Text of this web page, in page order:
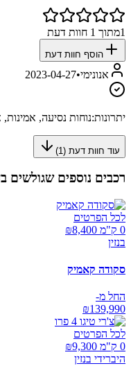
1מתוך 1 חוות דעת
הוסף חוות דעת
אנונימי•
2023-04-27
יתרונות:נוחות נסיעה, אמינות,
עוד חוות דעת (1
)
רכבים נוספים שגולשים
לכל הפרטים
0 ק"מ ₪
8,400
בנזין
סקודה קאמיק
החל מ-
₪139,990
לכל הפרטים
0 ק"מ ₪
9,300
היברידי בנזין